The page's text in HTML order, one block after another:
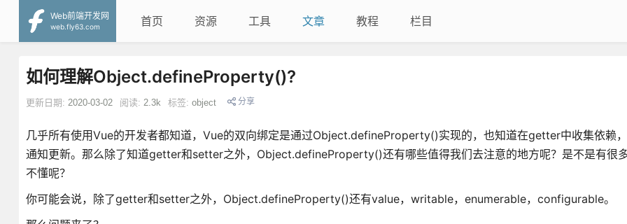
Web前端开发网
web.fly63.com
首页 资源 工具 文章 教程 栏目
如何理解Object.defineProperty()?
更新日期: 2020-03-02 阅读: 2.3k 标签: object 分享
几乎所有使用Vue的开发者都知道，Vue的双向绑定是通过Object.defineProperty()实现的，也知道在getter中收集依赖
通知更新。那么除了知道getter和setter之外，Object.defineProperty()还有哪些值得我们去注意的地方呢？是不是有很
不懂呢？
你可能会说，除了getter和setter之外，Object.defineProperty()还有value，writable，enumerable，configurable。